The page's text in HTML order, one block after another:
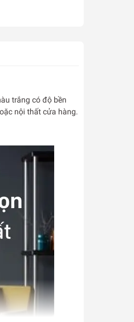
trắng có độ bền
nội thất cửa hàng.